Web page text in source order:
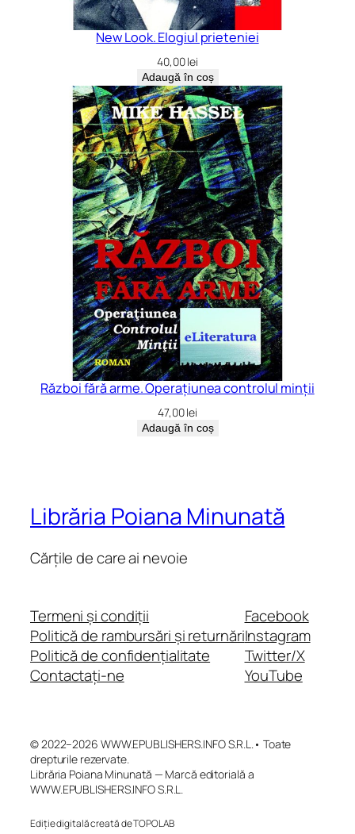
New Look. Elogiul prieteniei
40,00lei
Adaugă în coș
Război fără arme. Operațiunea controlul minții
47,00lei
Adaugă în coș
Librăria Poiana Minunată
Cărțile de care ai nevoie
Termeni și condiții
Politică de rambursări și returnări
Politică de confidențialitate
Contactați-ne
Facebook
Instagram
Twitter/X
YouTube
© 2022–2026 WWW.EPUBLISHERS.INFO S.R.L.• Toate
drepturile rezervate.
Librăria Poiana Minunată — Marcă editorială a
WWW.EPUBLISHERS.INFO S.R.L.
Ediție digitală creată de TOPOLAB